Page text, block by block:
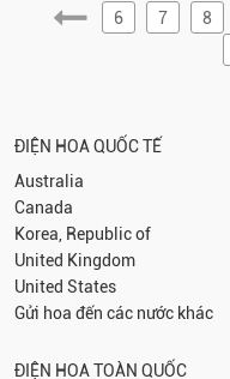
6 7 8
ĐIỆN HOA QUỐC TẾ
Australia
Canada
Korea, Republic of
United Kingdom
United States
Gửi hoa đến các nước khác
ĐIỆN HOA TOÀN QUỐC